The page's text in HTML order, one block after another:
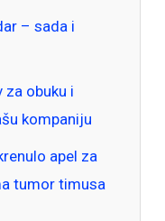
– sada i
za obuku i
kompaniju
apel za
tumor timusa